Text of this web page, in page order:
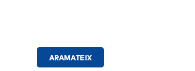
ARAMATEIX